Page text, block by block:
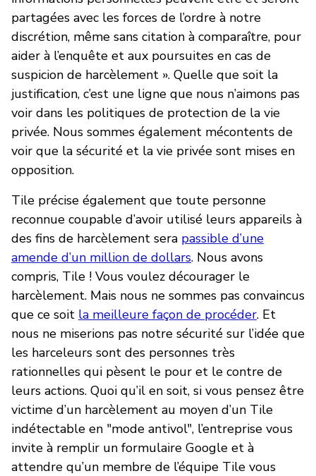
partagées avec les forces de l’ordre à notre
discrétion, même sans citation à comparaître, pour
aider à l’enquête et aux poursuites en cas de
suspicion de harcèlement ». Quelle que soit la
justification, c’est une ligne que nous n’aimons pas
voir dans les politiques de protection de la vie
privée. Nous sommes également mécontents de
voir que la sécurité et la vie privée sont mises en
opposition.
Tile précise également que toute personne
reconnue coupable d’avoir utilisé leurs appareils à
des fins de harcèlement sera passible d’une
amende d’un million de dollars. Nous avons
compris, Tile ! Vous voulez décourager le
harcèlement. Mais nous ne sommes pas convaincus
que ce soit la meilleure façon de procéder. Et
nous ne miserions pas notre sécurité sur l’idée que
les harceleurs sont des personnes très
rationnelles qui pèsent le pour et le contre de
leurs actions. Quoi qu’il en soit, si vous pensez être
victime d’un harcèlement au moyen d’un Tile
indétectable en "mode antivol", l’entreprise vous
invite à remplir un formulaire Google et à
attendre qu’un membre de l’équipe Tile vous